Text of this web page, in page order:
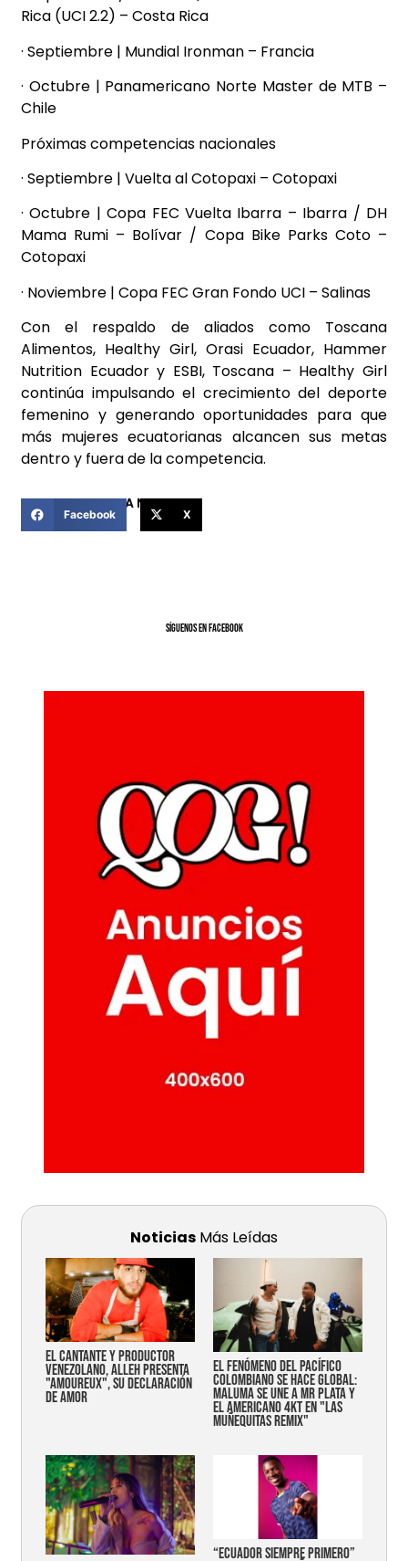
Rica (UCI 2.2) – Costa Rica
· Septiembre | Mundial Ironman – Francia
· Octubre | Panamericano Norte Master de MTB –
Chile
Próximas competencias nacionales
· Septiembre | Vuelta al Cotopaxi – Cotopaxi
· Octubre | Copa FEC Vuelta Ibarra – Ibarra / DH
Mama Rumi – Bolívar / Copa Bike Parks Coto –
Cotopaxi
· Noviembre | Copa FEC Gran Fondo UCI – Salinas
Con el respaldo de aliados como Toscana
Alimentos, Healthy Girl, Orasi Ecuador, Hammer
Nutrition Ecuador y ESBI, Toscana – Healthy Girl
continúa impulsando el crecimiento del deporte
femenino y generando oportunidades para que
más mujeres ecuatorianas alcancen sus metas
dentro y fuera de la competencia.
COMPARTIR ESTA NOTICIA
Facebook X
SíGUENOS EN FACEBOOK
Noticias Más Leídas
EL CANTANTE Y PRODUCTOR
VENEZOLANO, ALLEH PRESENTA
"AMOUREUX", SU DECLARACIÓN
DE AMOR
EL FENÓMENO DEL PACÍFICO
COLOMBIANO SE HACE GLOBAL:
MALUMA SE UNE A MR PLATA Y
EL AMERICANO 4KT EN "LAS
MUÑEQUITAS REMIX"
“Ecuador siempre primero”